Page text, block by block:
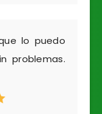
lo puedo
problemas.